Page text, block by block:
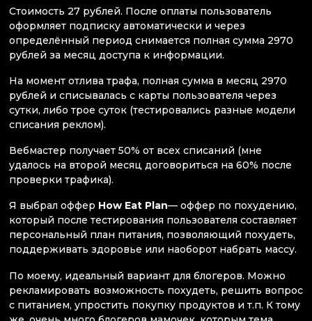
Стоимость 27 рублей. После оплаты пользователь
оформляет подписку автоматически и через
определённый период снимается полная сумма 2970
рублей за месяц доступа к информации.
На момент отлива трафа, полная сумма в месяц 2970
рублей и списывалась с карты пользователя через
сутки, либо трое суток (тестировались разные модели
списания реклом).
Вебмастер получает 50% от всех списаний (мне
удалось на второй месяц договориться на 60% после
проверки трафика).
Я выбрал оффер How Eat Plan— оффер по похудению,
который после тестирования пользователя составляет
персональный план питания, позволяющий похудеть,
поддерживать здоровье или наоборот набрать массу.
По моему, идеальный вариант для блогеров. Можно
рекламировать возможность похудеть, решить вопрос
с питанием, упростить покупку продуктов и т.п. К тому